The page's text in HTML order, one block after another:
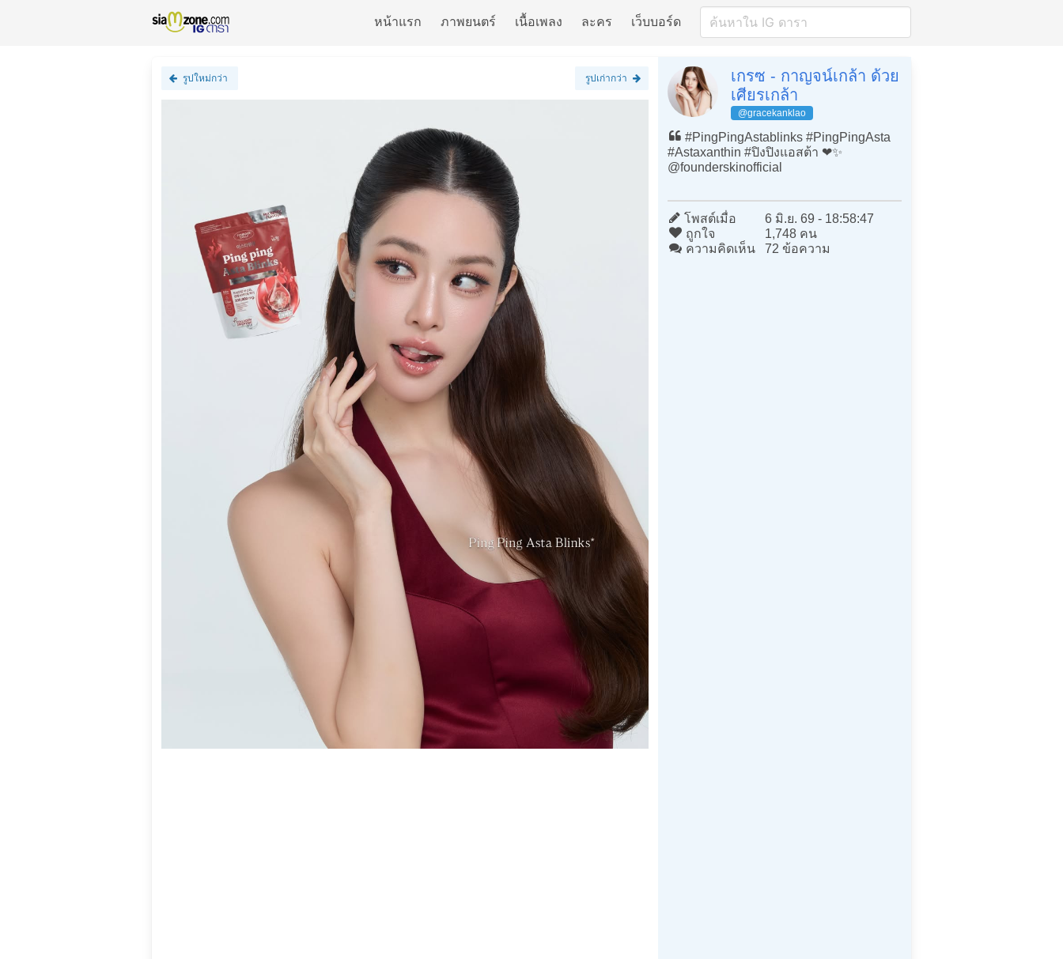
หน้าแรก ภาพยนตร์ เนื้อเพลง ละคร เว็บบอร์ด
รูปใหม่กว่า รูปเก่ากว่า
เกรซ - กาญจน์เกล้า ด้วย
เศียรเกล้า
@gracekanklao
#PingPingAstablinks #PingPingAsta
#Astaxanthin #ปิงปิงแอสต้า ❤️✨
@founderskinofficial
โพสต์เมื่อ
6 มิ.ย. 69 - 18:58:47
ถูกใจ
1,748 คน
ความคิดเห็น
72 ข้อความ